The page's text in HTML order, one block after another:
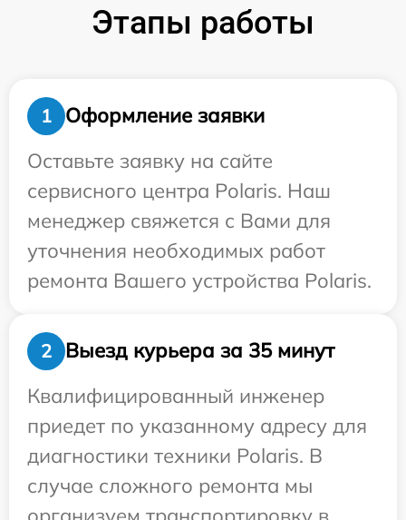
Этапы работы
1
Оформление заявки
Оставьте заявку на сайте
сервисного центра Polaris. Наш
менеджер свяжется с Вами для
уточнения необходимых работ
ремонта Вашего устройства Polaris.
2
Выезд курьера за 35 минут
Квалифицированный инженер
приедет по указанному адресу для
диагностики техники Polaris. В
случае сложного ремонта мы